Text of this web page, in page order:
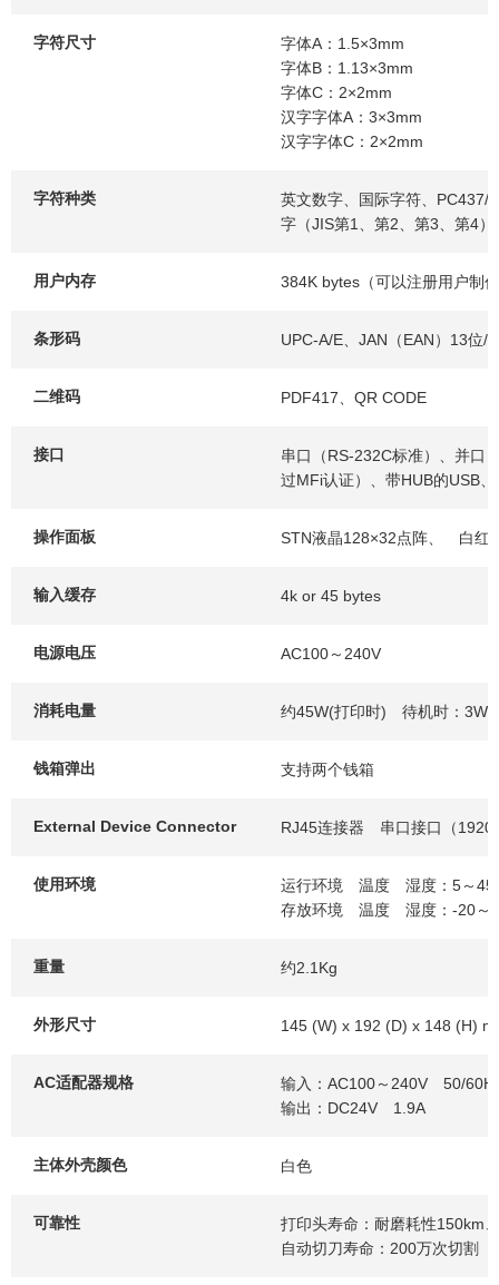
字符尺寸
字体A：1.5×3mm
字体B：1.13×3mm
字体C：2×2mm
汉字字体A：3×3mm
汉字字体C：2×2mm
字符种类
英文数字、国际字符、
字（JIS第1、第2、第3、第4
用户内存 384K bytes（可以注册用户制
条形码 UPC-A/E、JAN（EAN）13位
二维码 PDF417、QR CODE
接口
串口（RS-232C标准）、并口
过MFi认证）、带HUB的USB
操作面板 STN液晶128×32点阵、 白红
输入缓存 4k or 45 bytes
电源电压 AC100～240V
消耗电量 约45W(打印时) 待机时：3W
钱箱弹出 支持两个钱箱
External Device Connector RJ45连接器 串口接口（
使用环境
运行环境 温度 湿度：5～
存放环境 温度 湿度：-20～
重量 约2.1Kg
外形尺寸 145 (W) x 192 (D) x 148 (H)
AC适配器规格
输入：AC100～240V 50/
输出：DC24V 1.9A
主体外壳颜色 白色
可靠性
打印头寿命：耐磨耗性150km
自动切刀寿命：200万次切割